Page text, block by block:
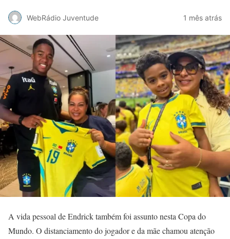
WebRádio Juventude 1 mês atrás
A vida pessoal de Endrick também foi assunto nesta Copa do
Mundo. O distanciamento do jogador e da mãe chamou atenção